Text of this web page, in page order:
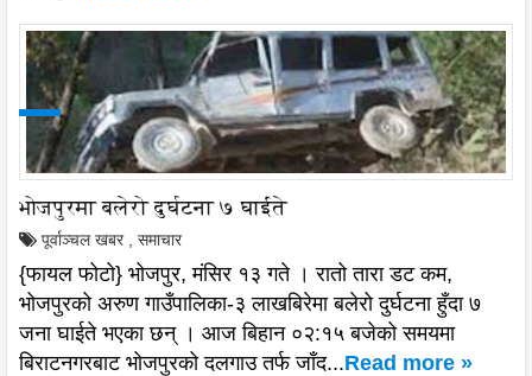
भोजपुरमा बलेरो दुर्घटना ७ घाईते
पूर्वाञ्चल खबर समाचार
{फायल फोटो} भोजपुर, मंसिर १३ गते । रातो तारा डट कम,
भोजपुरको अरुण गाउँपालिका-३ लाखबिरेमा बलेरो दुर्घटना हुँदा ७
जना घाईते भएका छन् । आज बिहान ०२:१५ बजेको समयमा
बिराटनगरबाट भोजपुरको दलगाउ तर्फ जाँद...Read more »